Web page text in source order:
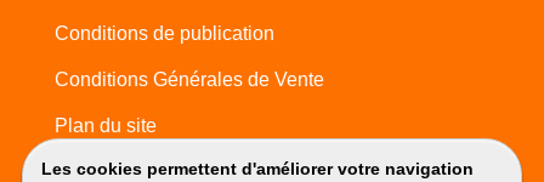
Les cookies permettent d'améliorer votre navigation
Conditions de publication
Conditions Générales de Vente
Plan du site